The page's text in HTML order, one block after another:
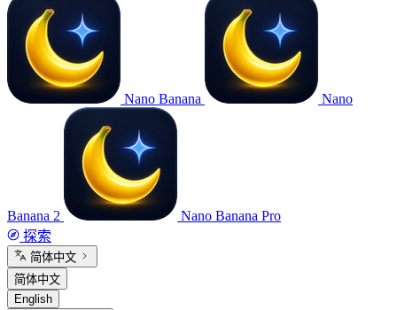
Nano Banana Nano
Banana 2
Nano Banana Pro
探索
简体中文
简体中文
English